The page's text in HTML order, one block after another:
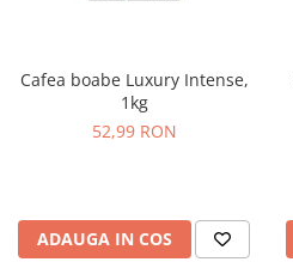
Cafea boabe Luxury Intense,
1kg
52,99 RON
ADAUGA IN COS